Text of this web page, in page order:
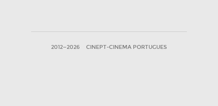
2012—2026 CINEPT-CINEMA PORTUGUES